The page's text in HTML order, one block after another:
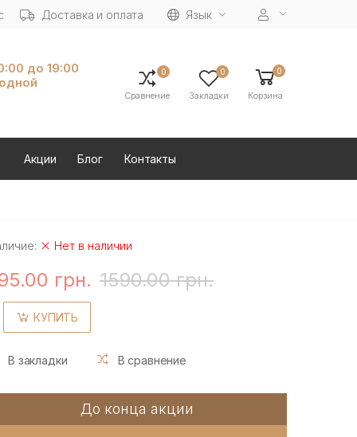
Доставка и оплата Язык
до 19:00
0
Сравнение
0
Закладки
0
Корзина
Акции Блог Контакты
Нет в наличии
грн. 1590.00 грн.
КУПИТЬ
В закладки В сравнение
До конца акции